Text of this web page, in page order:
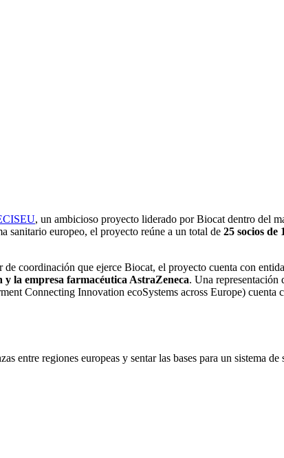
, un ambicioso proyecto liderado por Biocat dentro del
sanitario europeo, el proyecto reúne a un total de 25 socios de
de coordinación que ejerce Biocat, el proyecto cuenta con
la empresa farmacéutica AstraZeneca. Una representación
Connecting Innovation ecoSystems across Europe) cuenta
entre regiones europeas y sentar las bases para un sistema